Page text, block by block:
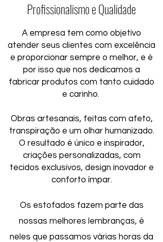
Profissionalismo e Qualidade
A empresa tem como objetivo
atender seus clientes com excelência
e proporcionar sempre o melhor, e é
por isso que nos dedicamos a
fabricar produtos com tanto cuidado
e carinho.
Obras artesanais, feitas com afeto,
transpiração e um olhar humanizado.
O resultado é único e inspirador,
criações personalizadas, com
tecidos exclusivos, design inovador e
conforto ímpar.
Os estofados fazem parte das
nossas melhores lembranças, é
neles que passamos várias horas da